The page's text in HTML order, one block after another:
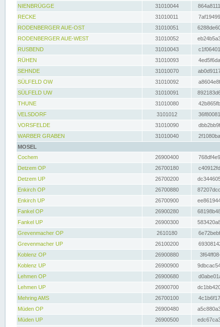
NIENBRÜGGE
31010044
RECKE
31010011
RODENBERGER AUE-OST
31010051
RODENBERGER AUE-WEST
31010052
RUSBEND
31010043
RÜHEN
31010093
SEHNDE
31010070
SÜLFELD OW
31010092
SÜLFELD UW
31010091
THUNE
31010080
VELSDORF
3101012
VORSFELDE
31010090
WARBER GRABEN
31010040
MOSEL
Cochem
26900400
Detzem OP
26700180
Detzem UP
26700200
Enkirch OP
26700880
Enkirch UP
26700900
Fankel OP
26900280
Fankel UP
26900300
Grevenmacher OP
2610180
Grevenmacher UP
26100200
Koblenz OP
26900880
Koblenz UP
26900900
Lehmen OP
26900680
Lehmen UP
26900700
Mehring AMS
26700100
Müden OP
26900480
Müden UP
26900500